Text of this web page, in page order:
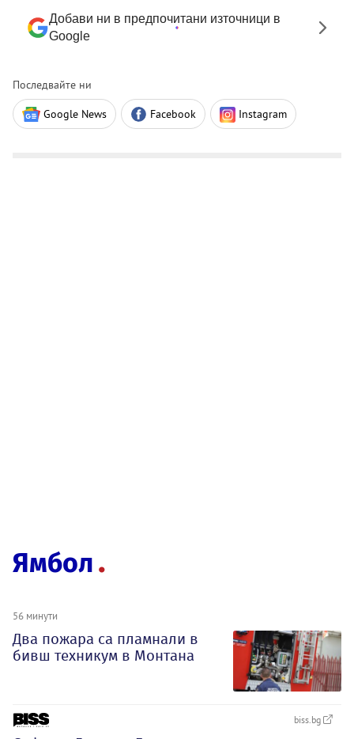
Добави ни в предпочитани източници в
Google
Последвайте ни
Google News Facebook Instagram
Ямбол
56 минути
Два пожара са пламнали в
бивш техникум в Монтана
biss.bg